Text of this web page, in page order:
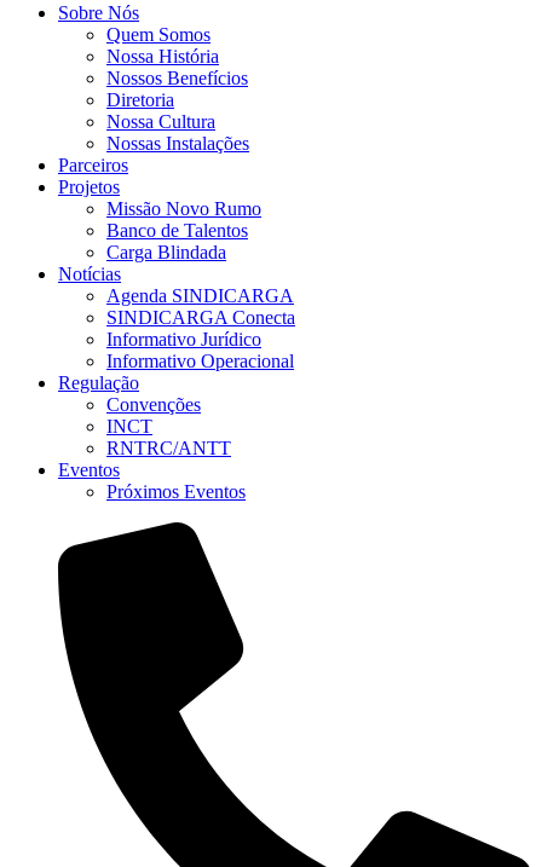
Sobre Nós
Quem Somos
Nossa História
Nossos Benefícios
Diretoria
Nossa Cultura
Nossas Instalações
Parceiros
Projetos
Missão Novo Rumo
Banco de Talentos
Carga Blindada
Notícias
Agenda SINDICARGA
SINDICARGA Conecta
Informativo Jurídico
Informativo Operacional
Regulação
Convenções
INCT
RNTRC/ANTT
Eventos
Próximos Eventos